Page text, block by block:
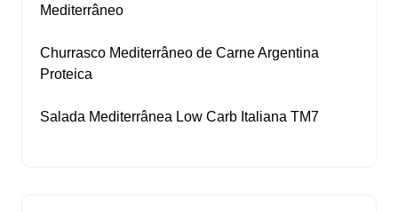
Mediterrâneo
Churrasco Mediterrâneo de Carne Argentina
Proteica
Salada Mediterrânea Low Carb Italiana TM7